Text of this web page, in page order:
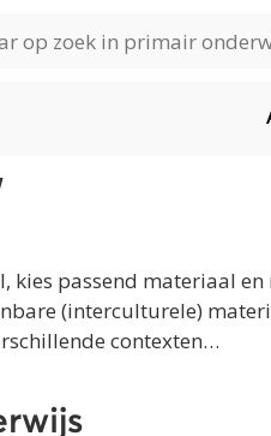
passend materiaal
(interculturele)
contexten…